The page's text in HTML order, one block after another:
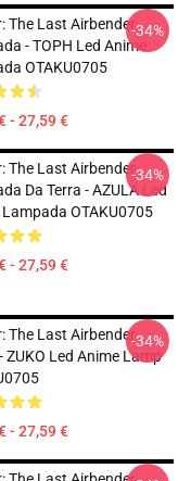
The Last Airbender
- TOPH Led Anime
OTAKU0705
- 27,59 €
-34%
The Last Airbender
Da Terra - AZULA Led
OTAKU0705
- 27,59 €
-34%
The Last Airbender
ZUKO Led Anime Lamp
- 27,59 €
-34%